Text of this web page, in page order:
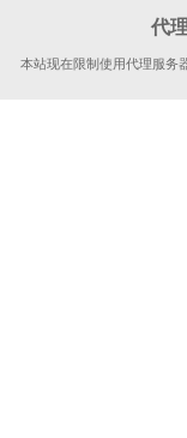
代
本站现在限制使用代理服务